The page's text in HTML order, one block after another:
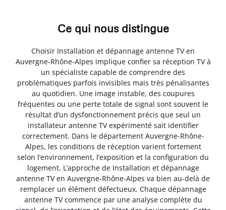
Ce qui nous distingue
Choisir Installation et dépannage antenne TV en
Auvergne-Rhône-Alpes implique confier sa réception TV à
un spécialiste capable de comprendre des
problématiques parfois invisibles mais très pénalisantes
au quotidien. Une image instable, des coupures
fréquentes ou une perte totale de signal sont souvent le
résultat d’un dysfonctionnement précis que seul un
installateur antenne TV expérimenté sait identifier
correctement. Dans le département Auvergne-Rhône-
Alpes, les conditions de réception varient fortement
selon l’environnement, l’exposition et la configuration du
logement. L’approche de Installation et dépannage
antenne TV en Auvergne-Rhône-Alpes va bien au-delà de
remplacer un élément défectueux. Chaque dépannage
antenne TV commence par une analyse complète du